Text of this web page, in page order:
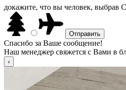
докажите, что вы человек, выбрав
Спасибо за Ваше сообщение!
Наш менеджер свяжется с Вами в